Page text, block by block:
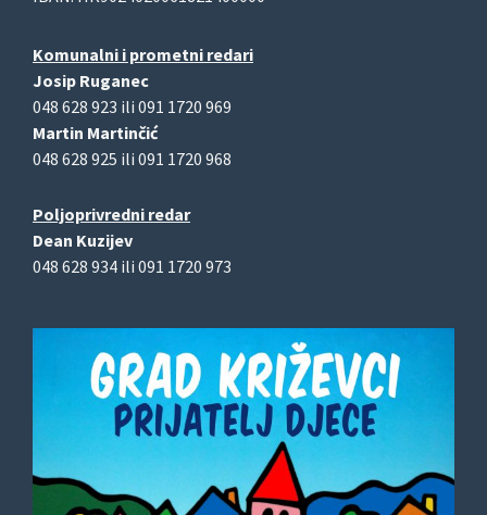
Komunalni i prometni redari
Josip Ruganec
048 628 923 ili 091 1720 969
Martin Martinčić
048 628 925 ili 091 1720 968
Poljoprivredni redar
Dean Kuzijev
048 628 934 ili 091 1720 973